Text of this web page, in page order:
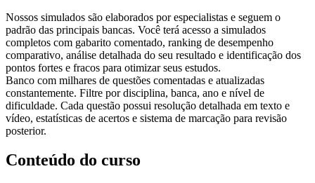
Nossos simulados são elaborados por especialistas e seguem o
padrão das principais bancas. Você terá acesso a simulados
completos com gabarito comentado, ranking de desempenho
comparativo, análise detalhada do seu resultado e identificação dos
pontos fortes e fracos para otimizar seus estudos.
Banco com milhares de questões comentadas e atualizadas
constantemente. Filtre por disciplina, banca, ano e nível de
dificuldade. Cada questão possui resolução detalhada em texto e
vídeo, estatísticas de acertos e sistema de marcação para revisão
posterior.
Conteúdo do curso